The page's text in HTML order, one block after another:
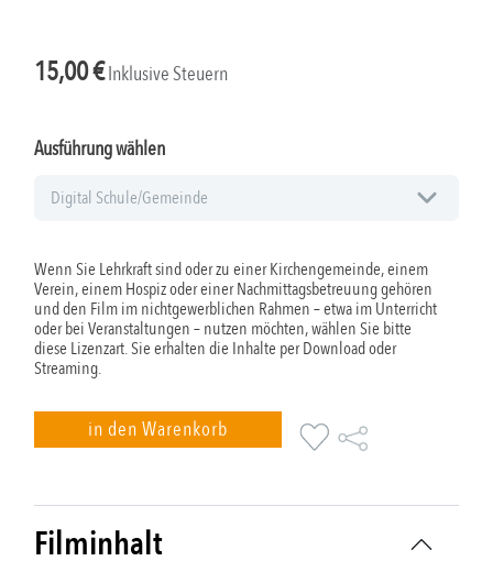
15,00€Inklusive Steuern
Ausführung wählen
Wenn Sie Lehrkraft sind oder zu einer Kirchengemeinde, einem
Verein, einem Hospiz oder einer Nachmittagsbetreuung gehören
und den Film im nichtgewerblichen Rahmen – etwa im Unterricht
oder bei Veranstaltungen – nutzen möchten, wählen Sie bitte
diese Lizenzart. Sie erhalten die Inhalte per Download oder
Streaming.
in den Warenkorb
Filminhalt